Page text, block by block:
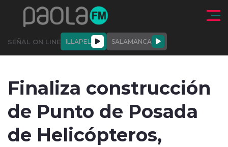
Click acá para ir directamente al contenido
SEÑAL ON LINE ILLAPEL SALAMANCA
ACTUALIDAD ENTREVISTAS SOMOS
Finaliza construcción
de Punto de Posada
de Helicópteros,